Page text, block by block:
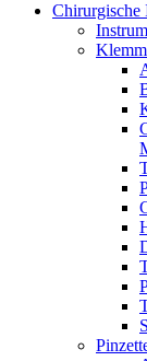
Chirurgische